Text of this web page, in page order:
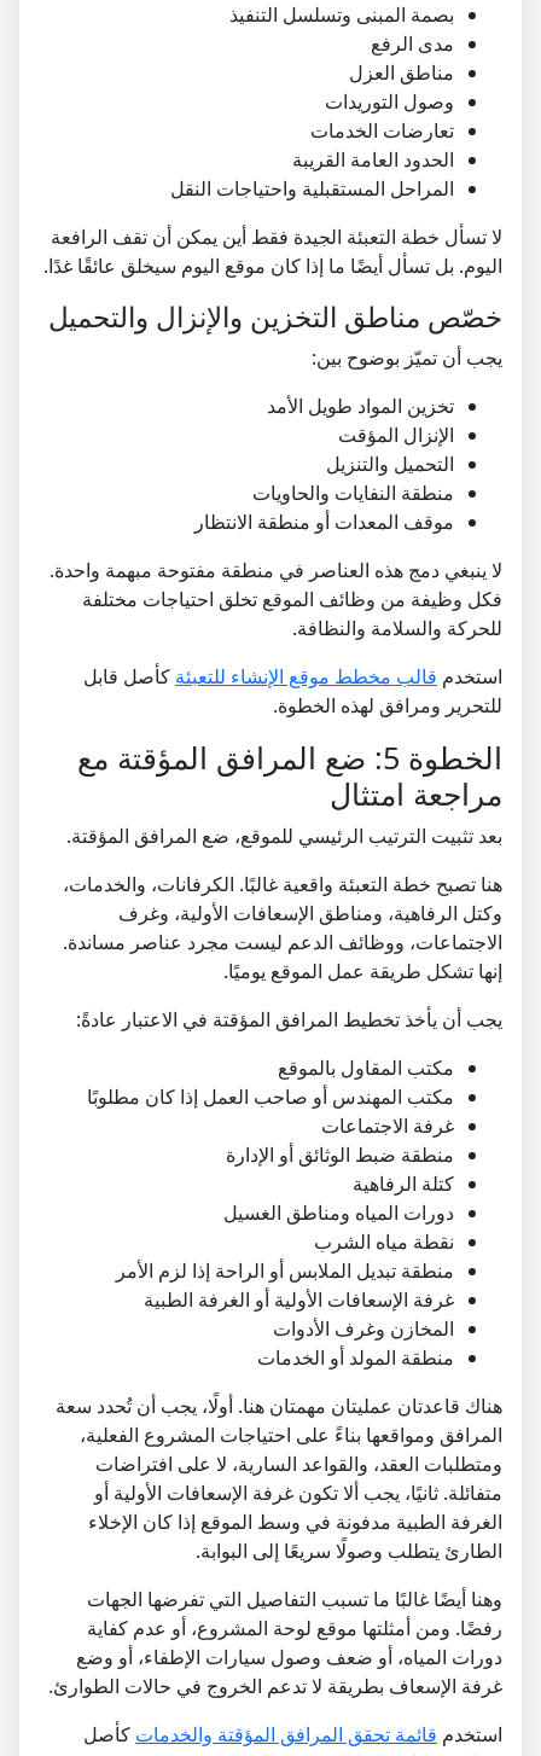
بصمة المبنى وتسلسل التنفيذ
مدى الرفع
مناطق العزل
وصول التوريدات
تعارضات الخدمات
الحدود العامة القريبة
المراحل المستقبلية واحتياجات النقل
لا تسأل خطة التعبئة الجيدة فقط أين يمكن أن تقف الرافعة
اليوم. بل تسأل أيضًا ما إذا كان موقع اليوم سيخلق عائقًا غدًا.
خصّص مناطق التخزين والإنزال والتحميل
يجب أن تميّز بوضوح بين:
تخزين المواد طويل الأمد
الإنزال المؤقت
التحميل والتنزيل
منطقة النفايات والحاويات
موقف المعدات أو منطقة الانتظار
لا ينبغي دمج هذه العناصر في منطقة مفتوحة مبهمة واحدة.
فكل وظيفة من وظائف الموقع تخلق احتياجات مختلفة
للحركة والسلامة والنظافة.
استخدم قالب مخطط موقع الإنشاء للتعبئة كأصل قابل
للتحرير ومرافق لهذه الخطوة.
الخطوة 5: ضع المرافق المؤقتة مع
مراجعة امتثال
بعد تثبيت الترتيب الرئيسي للموقع، ضع المرافق المؤقتة.
هنا تصبح خطة التعبئة واقعية غالبًا. الكرفانات، والخدمات،
وكتل الرفاهية، ومناطق الإسعافات الأولية، وغرف
الاجتماعات، ووظائف الدعم ليست مجرد عناصر مساندة.
إنها تشكل طريقة عمل الموقع يوميًا.
يجب أن يأخذ تخطيط المرافق المؤقتة في الاعتبار عادةً:
مكتب المقاول بالموقع
مكتب المهندس أو صاحب العمل إذا كان مطلوبًا
غرفة الاجتماعات
منطقة ضبط الوثائق أو الإدارة
كتلة الرفاهية
دورات المياه ومناطق الغسيل
نقطة مياه الشرب
منطقة تبديل الملابس أو الراحة إذا لزم الأمر
غرفة الإسعافات الأولية أو الغرفة الطبية
المخازن وغرف الأدوات
منطقة المولد أو الخدمات
هناك قاعدتان عمليتان مهمتان هنا. أولًا، يجب أن تُحدد سعة
المرافق ومواقعها بناءً على احتياجات المشروع الفعلية،
ومتطلبات العقد، والقواعد السارية، لا على افتراضات
متفائلة. ثانيًا، يجب ألا تكون غرفة الإسعافات الأولية أو
الغرفة الطبية مدفونة في وسط الموقع إذا كان الإخلاء
الطارئ يتطلب وصولًا سريعًا إلى البوابة.
وهنا أيضًا غالبًا ما تسبب التفاصيل التي تفرضها الجهات
رفضًا. ومن أمثلتها موقع لوحة المشروع، أو عدم كفاية
دورات المياه، أو ضعف وصول سيارات الإطفاء، أو وضع
غرفة الإسعاف بطريقة لا تدعم الخروج في حالات الطوارئ.
استخدم قائمة تحقق المرافق المؤقتة والخدمات كأصل